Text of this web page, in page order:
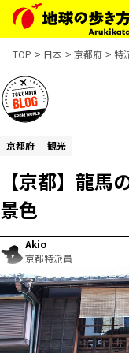
TOP 日本 京都府 特
京都府 観光
【京都】龍
景色
Akio
京都特派員